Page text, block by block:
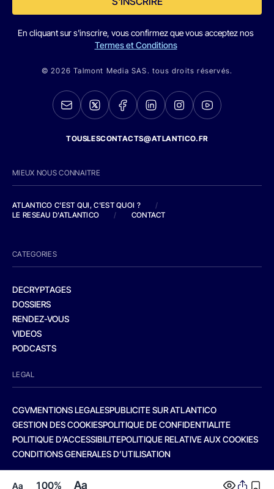
Aa 100% Aa
En cliquant sur s'inscrire, vous confirmez que vous acceptez nos
Termes et Conditions
© 2026 Talmont Media SAS. tous droits réservés.
TOUSLESCONTACTS@ATLANTICO.FR
MIEUX NOUS CONNAITRE
ATLANTICO C'EST QUI, C'EST QUOI ?
/
LE RESEAU D'ATLANTICO
/ CONTACT
CATEGORIES
DECRYPTAGES
DOSSIERS
RENDEZ-VOUS
VIDEOS
PODCASTS
LEGAL
CGVMENTIONS LEGALESPUBLICITE SUR ATLANTICO
GESTION DES COOKIESPOLITIQUE DE CONFIDENTIALITE
POLITIQUE D’ACCESSIBILITEPOLITIQUE RELATIVE AUX COOKIES
CONDITIONS GENERALES D’UTILISATION